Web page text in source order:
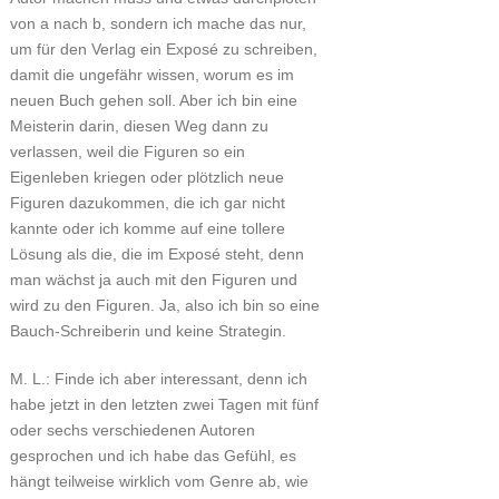
von a nach b, sondern ich mache das nur,
um für den Verlag ein Exposé zu schreiben,
damit die ungefähr wissen, worum es im
neuen Buch gehen soll. Aber ich bin eine
Meisterin darin, diesen Weg dann zu
verlassen, weil die Figuren so ein
Eigenleben kriegen oder plötzlich neue
Figuren dazukommen, die ich gar nicht
kannte oder ich komme auf eine tollere
Lösung als die, die im Exposé steht, denn
man wächst ja auch mit den Figuren und
wird zu den Figuren. Ja, also ich bin so eine
Bauch-Schreiberin und keine Strategin.
M. L.: Finde ich aber interessant, denn ich
habe jetzt in den letzten zwei Tagen mit fünf
oder sechs verschiedenen Autoren
gesprochen und ich habe das Gefühl, es
hängt teilweise wirklich vom Genre ab, wie